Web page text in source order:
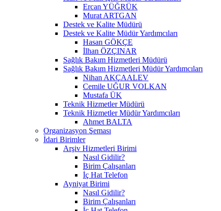
Ercan YÜĞRÜK
Murat ARTGAN
Destek ve Kalite Müdürü
Destek ve Kalite Müdür Yardımcıları
Hasan GÖKÇE
İlhan ÖZÇINAR
Sağlık Bakım Hizmetleri Müdürü
Sağlık Bakım Hizmetleri Müdür Yardımcıları
Nihan AKÇAALEV
Cemile UĞUR VOLKAN
Mustafa ÜK
Teknik Hizmetler Müdürü
Teknik Hizmetler Müdür Yardımcıları
Ahmet BALTA
Organizasyon Şeması
İdari Birimler
Arşiv Hizmetleri Birimi
Nasıl Gidilir?
Birim Çalışanları
İç Hat Telefon
Ayniyat Birimi
Nasıl Gidilir?
Birim Çalışanları